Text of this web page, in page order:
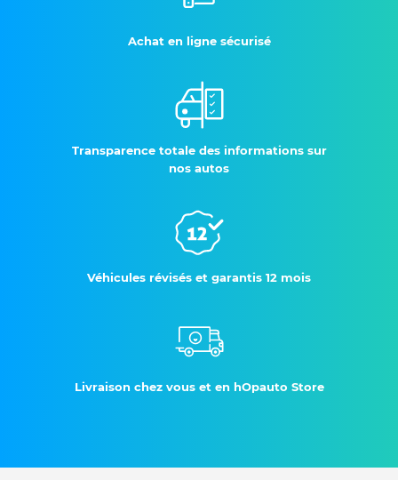
Achat en ligne sécurisé
Transparence totale des informations sur
nos autos
Véhicules révisés et garantis 12 mois
Livraison chez vous et en hOpauto Store